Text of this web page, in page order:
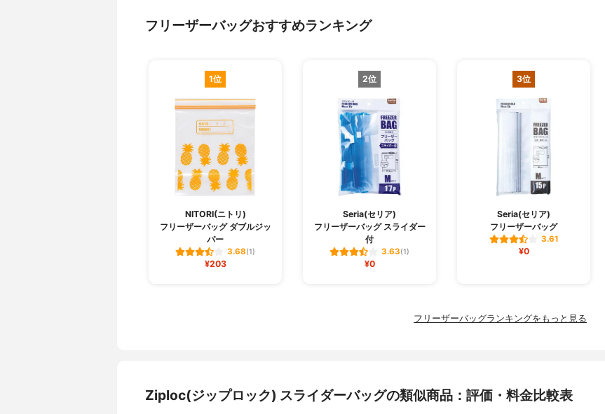
フリーザーバッグおすすめランキング
1位
NITORI(ニトリ)
フリーザーバッグ ダブルジッ
パー
3.68(1)
¥203
2位
Seria(セリア)
フリーザーバッグ スライダー
付
3.63(1)
¥0
3位
Seria(セリア)
フリーザーバッグ
3.61
¥0
フリーザーバッグランキングをもっと見る
Ziploc(ジップロック) スライダーバッグの類似商品：評価・料金比較表